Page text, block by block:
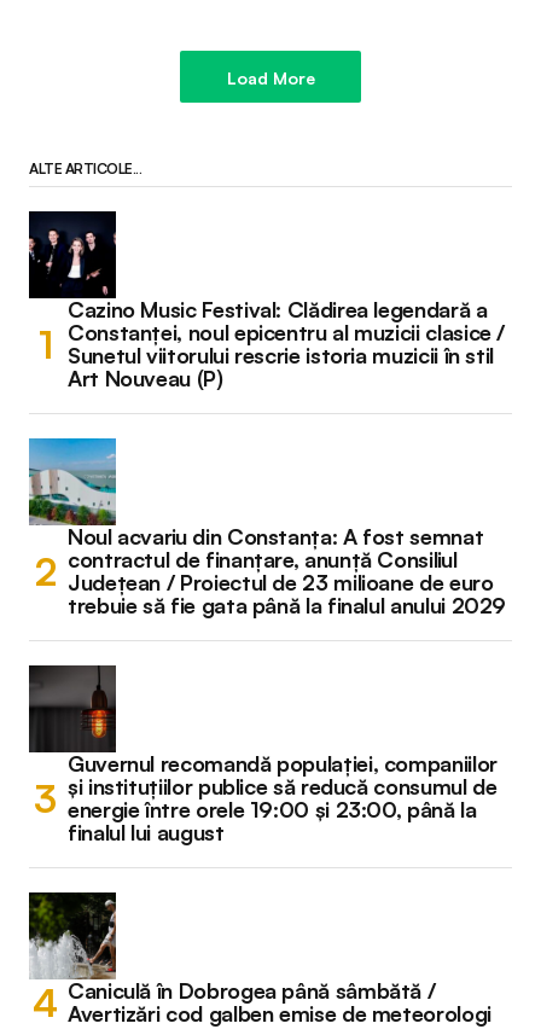
Load More
ALTE ARTICOLE...
Cazino Music Festival: Clădirea legendară a
Constanței, noul epicentru al muzicii clasice /
Sunetul viitorului rescrie istoria muzicii în stil
Art Nouveau (P)
Noul acvariu din Constanța: A fost semnat
contractul de finanțare, anunță Consiliul
Județean / Proiectul de 23 milioane de euro
trebuie să fie gata până la finalul anului 2029
Guvernul recomandă populației, companiilor
și instituțiilor publice să reducă consumul de
energie între orele 19:00 și 23:00, până la
finalul lui august
Caniculă în Dobrogea până sâmbătă /
Avertizări cod galben emise de meteorologi